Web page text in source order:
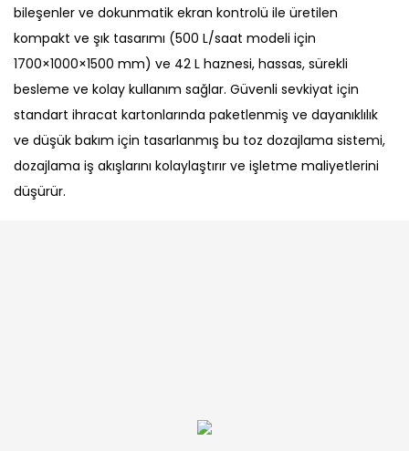
bileşenler ve dokunmatik ekran kontrolü ile üretilen
kompakt ve şık tasarımı (500 L/saat modeli için
1700×1000×1500 mm) ve 42 L haznesi, hassas, sürekli
besleme ve kolay kullanım sağlar. Güvenli sevkiyat için
standart ihracat kartonlarında paketlenmiş ve dayanıklılık
ve düşük bakım için tasarlanmış bu toz dozajlama sistemi,
dozajlama iş akışlarını kolaylaştırır ve işletme maliyetlerini
düşürür.